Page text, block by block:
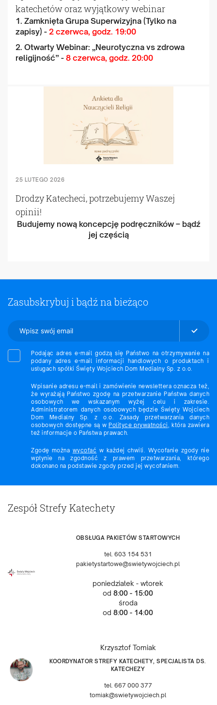
katechetów oraz wyjątkowy webinar
1. Zamknięta Grupa Superwizyjna (Tylko na
zapisy) - 2 czerwca, godz. 19:00
2. Otwarty Webinar: „Neurotyczna vs zdrowa
religijność” - 8 czerwca, godz. 20:00
25 LUTEGO 2026
Drodzy Katecheci, potrzebujemy Waszej
opinii!
Budujemy nową koncepcję podręczników – bądź
jej częścią
Zasubskrybuj i bądź na bieżąco
Podając adres e-mail godzą się Państwo na otrzymywanie na
podany adres e-mail informacji handlowych o produktach i
usługach spółki Święty Wojciech Dom Medialny Sp. z o.o.
Wpisanie adresu e-mail i zamówienie newslettera oznacza też,
że wyrażają Państwo zgodę na przetwarzanie Państwa danych
osobowych we wskazanym wyżej celu i zakresie.
Administratorem danych osobowych będzie Święty Wojciech
Dom Medialny Sp. z o.o. Zasady przetwarzania danych
osobowych dostępne są w Polityce prywatności, która zawiera
też informacje o Państwa prawach.
Zgodę można wycofać w każdej chwili. Wycofanie zgody nie
wpłynie na zgodność z prawem przetwarzania, którego
dokonano na podstawie zgody przed jej wycofaniem.
Zespół Strefy Katechety
OBSŁUGA PAKIETÓW STARTOWYCH
tel. 603 154 531
pakietystartowe@swietywojciech.pl
poniedziałek - wtorek
od 8:00 - 15:00
środa
od 8:00 - 14:00
Krzysztof Tomiak
KOORDYNATOR STREFY KATECHETY, SPECJALISTA DS.
KATECHEZY
tel. 667 000 377
tomiak@swietywojciech.pl